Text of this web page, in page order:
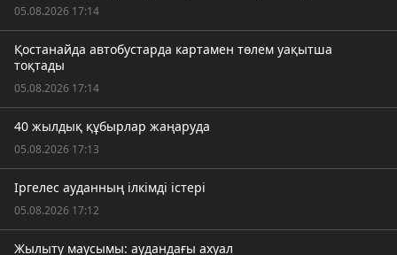
05.08.2026 17:14
Қостанайда автобустарда картамен төлем уақытша
тоқтады
05.08.2026 17:14
40 жылдық құбырлар жаңаруда
05.08.2026 17:13
Іргелес ауданның ілкімді істері
05.08.2026 17:12
Жылыту маусымы: аудандағы ахуал